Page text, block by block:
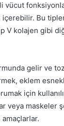
Bu
V kolajen gibi
gelir ve
eklem
için
veya maskeler